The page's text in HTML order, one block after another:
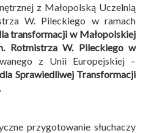
z Małopolską Uczelnią
W. Pileckiego w ramach
transformacji w Małopolskiej
Rotmistrza W. Pileckiego w
z Unii Europejskiej –
Sprawiedliwej Transformacji
przygotowanie słuchaczy